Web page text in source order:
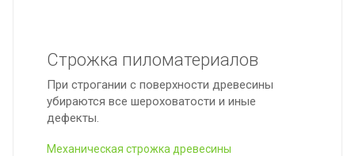
Строжка пиломатериалов
При строгании с поверхности древесины
убираются все шероховатости и иные
дефекты.
Механическая строжка древесины